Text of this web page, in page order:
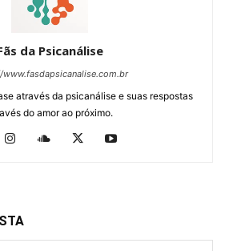
da Psicanálise
através da psicanálise e suas respostas
do amor ao próximo.